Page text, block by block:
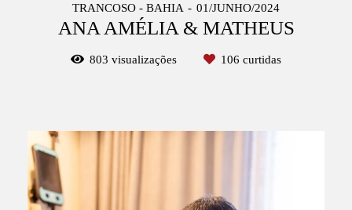
TRANCOSO - BAHIA
01/JUNHO/2024
ANA AMÉLIA & MATHEUS
803 visualizações 106 curtidas